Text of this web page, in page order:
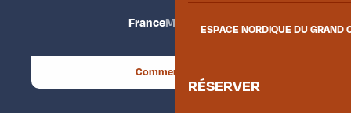
ESPACE NORDIQUE DU GRAND
RÉSERVER
FranceMaurienne
Comment venir ?